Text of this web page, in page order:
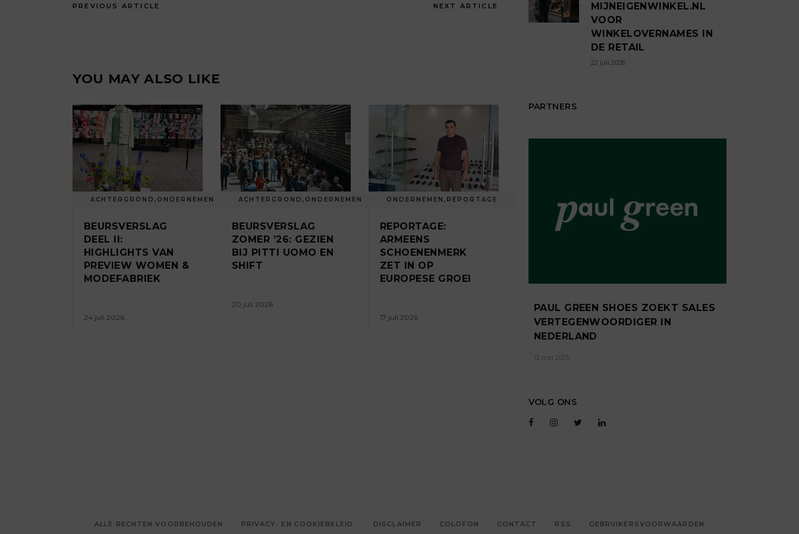
PREVIOUS ARTICLE NEXT ARTICLE
YOU MAY ALSO LIKE
ACHTERGROND , ONDERNEMEN
BEURSVERSLAG
DEEL II:
HIGHLIGHTS VAN
PREVIEW WOMEN &
MODEFABRIEK
24 juli 2026
ACHTERGROND , ONDERNEMEN
BEURSVERSLAG
ZOMER ’26: GEZIEN
BIJ PITTI UOMO EN
SHIFT
20 juli 2026
ONDERNEMEN , REPORTAGE
REPORTAGE:
ARMEENS
SCHOENENMERK
ZET IN OP
EUROPESE GROEI
17 juli 2026
MIJNEIGENWINKEL.NL
VOOR
WINKELOVERNAMES IN
DE RETAIL
22 juli 2026
PARTNERS
PAUL GREEN SHOES ZOEKT SALES
VERTEGENWOORDIGER IN
NEDERLAND
12 mei 2025
VOLG ONS
ALLE RECHTEN VOORBEHOUDEN PRIVACY- EN COOKIEBELEID DISCLAIMER COLOFON CONTACT RSS GEBRUIKERSVOORWAARDEN